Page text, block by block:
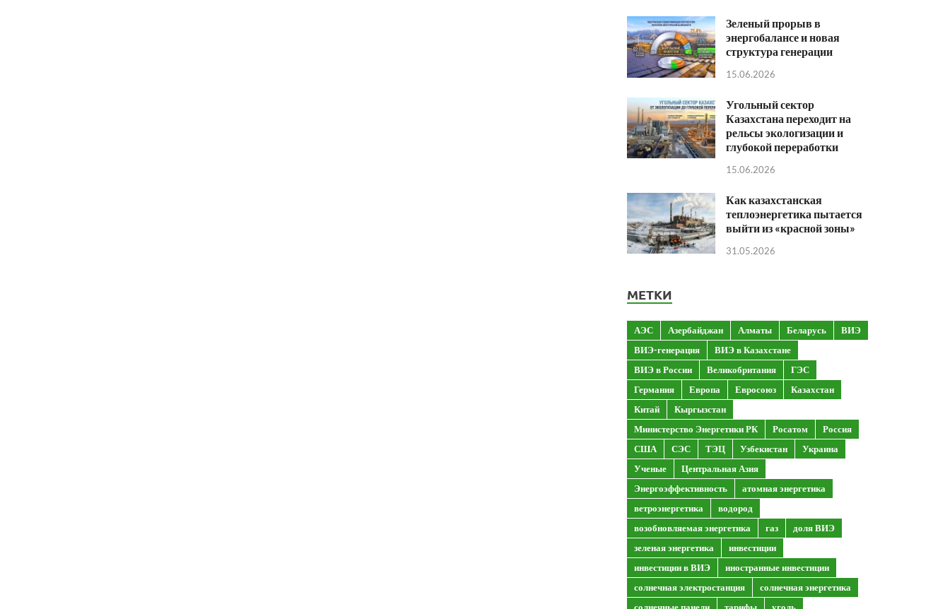
Зеленый прорыв в
энергобалансе и новая
структура генерации
15.06.2026
Угольный сектор
Казахстана переходит на
рельсы экологизации и
глубокой переработки
15.06.2026
Как казахстанская
теплоэнергетика пытается
выйти из «красной зоны»
31.05.2026
МЕТКИ
АЭС Азербайджан Алматы Беларусь
ВИЭ
ВИЭ-генерация
ВИЭ в Казахстане
ВИЭ в России
Великобритания
ГЭС
Германия
Европа Евросоюз
Казахстан
Китай
Кыргызстан
Министерство Энергетики РК
Росатом
Россия
США
СЭС ТЭЦ Узбекистан
Украина
Ученые
Центральная Азия
Энергоэффективность
атомная энергетика
ветроэнергетика
водород
возобновляемая энергетика
газ
доля ВИЭ
зеленая энергетика
инвестиции
инвестиции в ВИЭ
иностранные инвестиции
солнечная электростанция
солнечная энергетика
солнечные панели
тарифы уголь